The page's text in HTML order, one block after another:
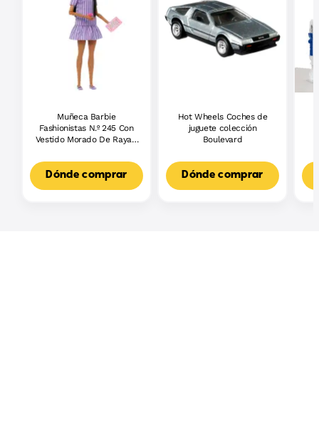
Muñeca Barbie
Fashionistas N.º 245 Con
Vestido Morado De Rayas,
Con Accesorios
Dónde comprar
Hot Wheels Coches de
juguete colección
Boulevard
Dónde comprar